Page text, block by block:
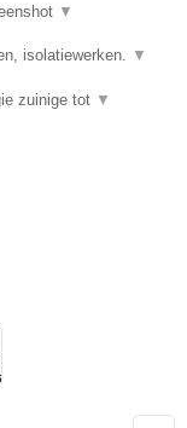
▼
isolatiewerken. ▼
zuinige tot ▼